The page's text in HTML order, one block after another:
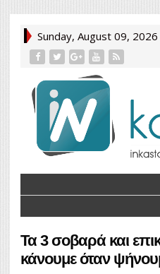
Sunday, August 09, 2026
Τα 3 σοβαρά και
κάνουμε όταν